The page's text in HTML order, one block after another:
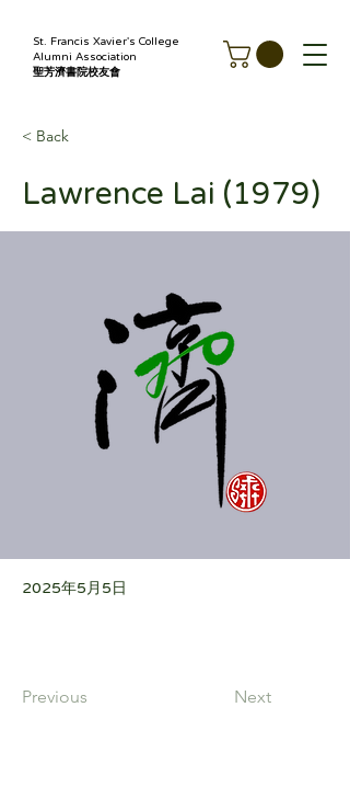
St. Francis Xavier's College
Alumni Association
聖芳濟書院校友會
< Back
Lawrence Lai (1979)
2025年5月5日
Previous Next